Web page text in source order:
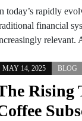
today’s rapidly
financial
relevant.
MAY 14, 2025 BLOG
Rising